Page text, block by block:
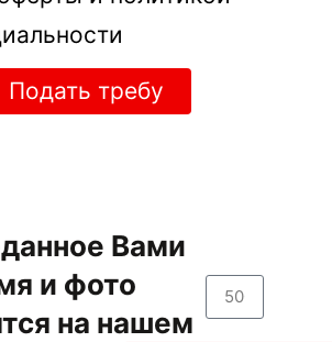
Подать требу
Вами
и фото
на нашем